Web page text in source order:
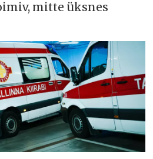
mitte üksnes